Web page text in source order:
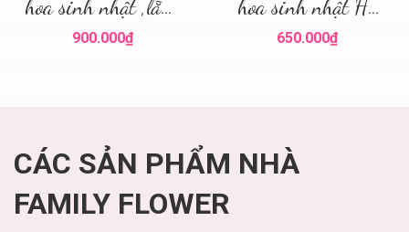
hoa sinh nhật ,lẵng
hoa đẹp
900.000₫
hoa sinh nhật Hà
Nội
650.000₫
CÁC SẢN PHẨM NHÀ
FAMILY FLOWER